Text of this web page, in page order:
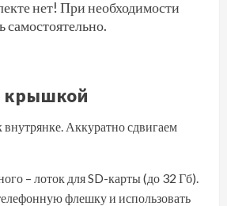
нет! При необходимости
самостоятельно.
крышкой
внутрянке. Аккуратно сдвигаем
– лоток для SD-карты (до 32 Гб).
флешку и использовать